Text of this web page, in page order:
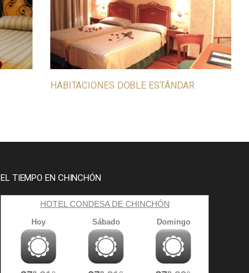
HABITACIONES DOBLE ESTÁNDAR
EL TIEMPO EN CHINCHÓN
HOTEL CONDESA DE CHINCHÓN